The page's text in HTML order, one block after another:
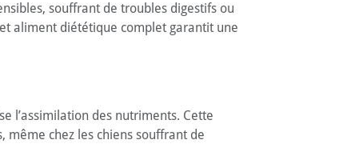
souffrant de troubles digestifs ou
aliment diététique complet garantit une
l’assimilation des nutriments. Cette
chez les chiens souffrant de